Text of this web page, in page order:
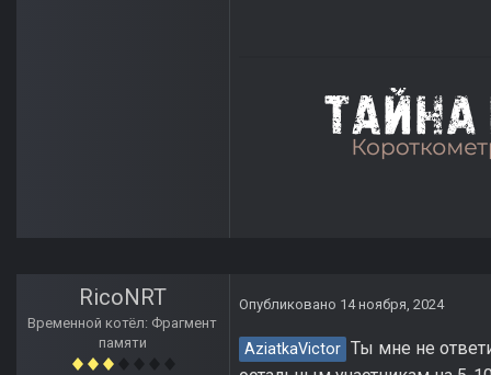
RicoNRT
Временной котёл: Фрагмент
памяти
Опубликовано 14 ноября, 2024
AziatkaVictor Ты мне не